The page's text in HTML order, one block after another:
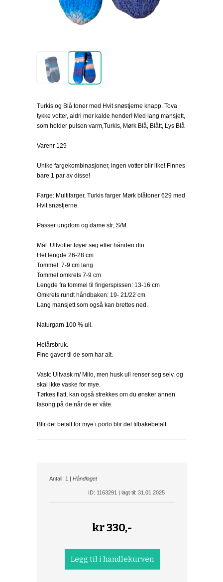
Turkis og Blå toner med Hvit snøstjerne knapp. Tova
tykke votter, aldri mer kalde hender! Med lang mansjett,
som holder pulsen varm,Turkis, Mørk Blå, Blått, Lys Blå
Varenr 129
Unike fargekombinasjoner, ingen votter blir like! Finnes
bare 1 par av disse!
Farge: Multifarger, Turkis farger Mørk blåtoner 629 med
Hvit snøstjerne.
Passer ungdom og dame str; S/M.
Mål: Ullvotter tøyer seg etter hånden din.
Hel lengde 26-28 cm
Tommel: 7-9 cm lang
Tommel omkrets 7-9 cm
Lengde fra tommel til fingerspissen: 13-16 cm
Omkrets rundt håndbaken: 19- 21/22 cm
Lang mansjett som også kan brettes ned.
Naturgarn 100 % ull.
Helårsbruk.
Fine gaver til de som har alt.
Vask: Ullvask m/ Milo, men husk ull renser seg selv, og
skal ikke vaske for mye.
Tørkes flatt, kan også strekkes om du ønsker annen
fasong på de når de er våte.
Blir det betalt for mye i porto blir det tilbakebetalt.
Antall: 1 | Håndlaget
ID: 1163291 | lagt til: 31.01.2025
kr330,-